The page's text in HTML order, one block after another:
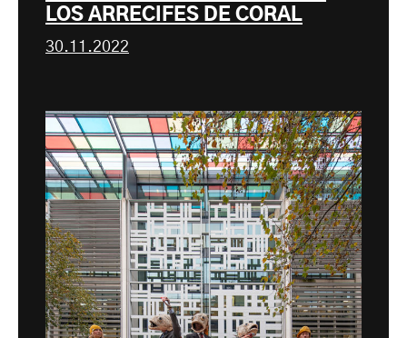
LOS ARRECIFES DE CORAL
30.11.2022